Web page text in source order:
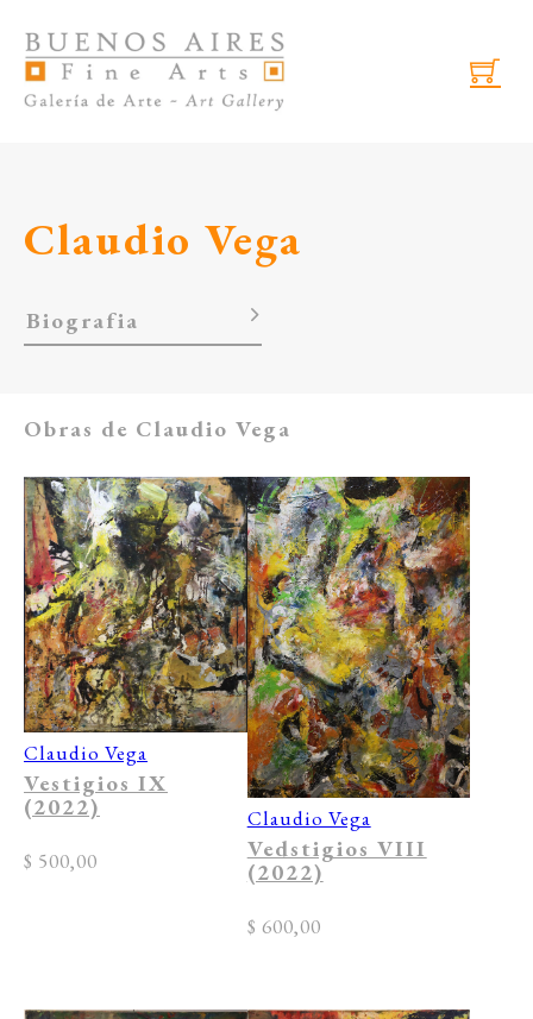
Claudio Vega
Biografia
Obras de Claudio Vega
Claudio Vega
Vestigios IX
(2022)
$ 500,00
Claudio Vega
Vedstigios VIII
(2022)
$ 600,00